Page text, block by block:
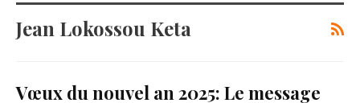
Jean Lokossou Keta
Vœux du nouvel an 2025: Le message